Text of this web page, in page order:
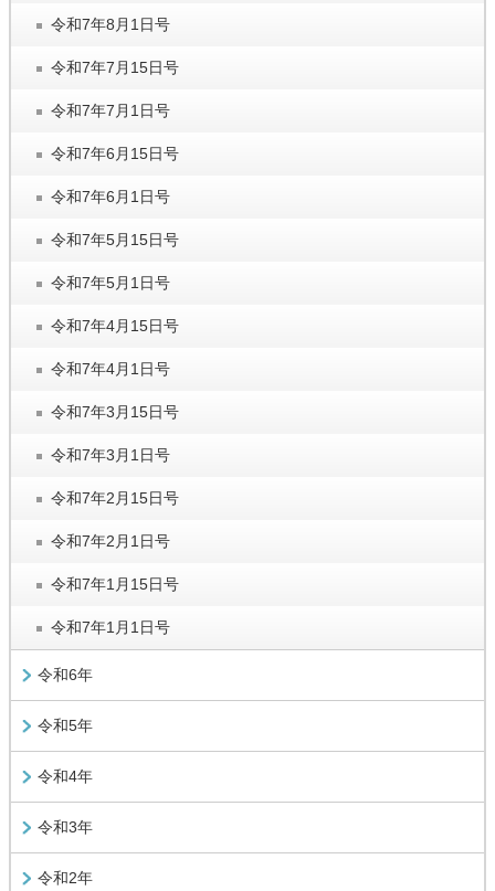
令和7年8月1日号
令和7年7月15日号
令和7年7月1日号
令和7年6月15日号
令和7年6月1日号
令和7年5月15日号
令和7年5月1日号
令和7年4月15日号
令和7年4月1日号
令和7年3月15日号
令和7年3月1日号
令和7年2月15日号
令和7年2月1日号
令和7年1月15日号
令和7年1月1日号
令和6年
令和5年
令和4年
令和3年
令和2年